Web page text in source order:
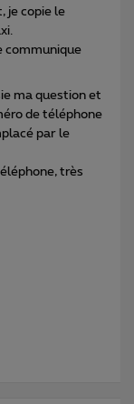
je copie le
communique
ma question et
de téléphone
par le
très